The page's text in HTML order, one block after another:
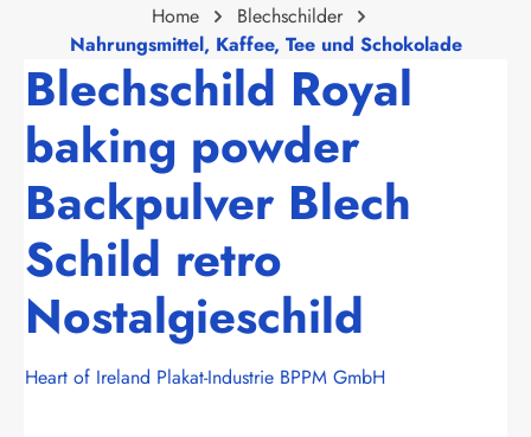
Home
Blechschilder
Nahrungsmittel, Kaffee, Tee und Schokolade
Blechschild Royal
baking powder
Backpulver Blech
Schild retro
Nostalgieschild
Heart of Ireland Plakat-Industrie BPPM GmbH